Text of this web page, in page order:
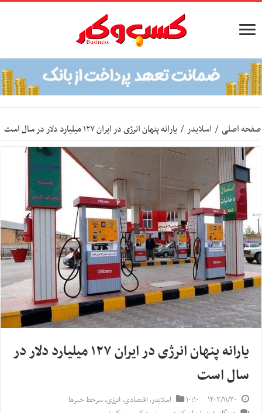
صفحه اصلی / اسلایدر / یارانه پنهان انرژی در ایران ۱۲۷ میلیارد دلار در سال است
یارانه پنهان انرژی در ایران ۱۲۷ میلیارد دلار در
سال است
۱۴۰۳/۱۱/۳۰ ۱۰:۱۰ اسلایدر,اقتصادی,انرژی,سرخط خبرها